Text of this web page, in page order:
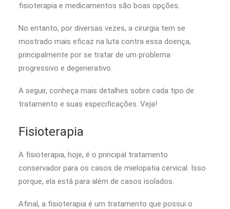
fisioterapia e medicamentos são boas opções.
No entanto, por diversas vezes, a cirurgia tem se
mostrado mais eficaz na luta contra essa doença,
principalmente por se tratar de um problema
progressivo e degenerativo.
A seguir, conheça mais detalhes sobre cada tipo de
tratamento e suas especificações. Veja!
Fisioterapia
A fisioterapia, hoje, é o principal tratamento
conservador para os casos de mielopatia cervical. Isso
porque, ela está para além de casos isolados.
Afinal, a fisioterapia é um tratamento que possui o